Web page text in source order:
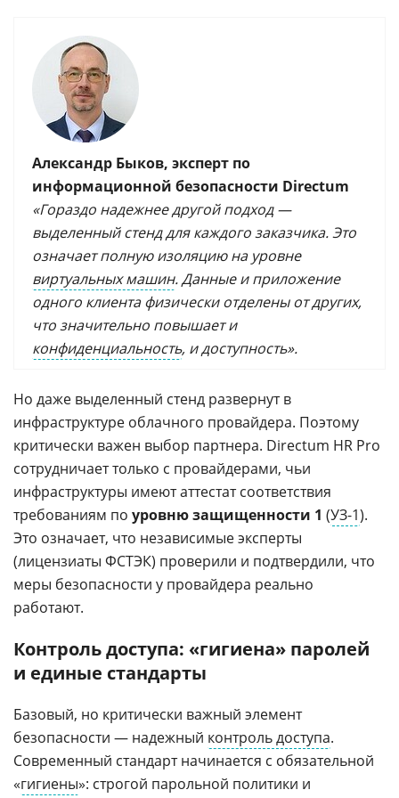
Александр Быков, эксперт по
информационной безопасности Directum
«Гораздо надежнее другой подход —
выделенный стенд для каждого заказчика. Это
означает полную изоляцию на уровне
виртуальных машин. Данные и приложение
одного клиента физически отделены от других,
что значительно повышает и
конфиденциальность, и доступность».
Но даже выделенный стенд развернут в
инфраструктуре облачного провайдера. Поэтому
критически важен выбор партнера. Directum HR Pro
сотрудничает только с провайдерами, чьи
инфраструктуры имеют аттестат соответствия
требованиям по уровню защищенности 1 (УЗ-1).
Это означает, что независимые эксперты
(лицензиаты ФСТЭК) проверили и подтвердили, что
меры безопасности у провайдера реально
работают.
Контроль доступа: «гигиена» паролей
и единые стандарты
Базовый, но критически важный элемент
безопасности — надежный контроль доступа.
Современный стандарт начинается с обязательной
«гигиены»: строгой парольной политики и